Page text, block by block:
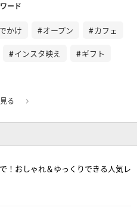
ード
かけ オープン カフェ
インスタ映え ギフト
る
！おしゃれ＆ゆっくりできる人気レ